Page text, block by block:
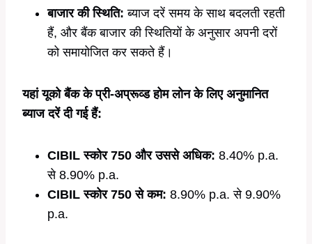
बाजार की स्थिति: ब्याज दरें समय के साथ बदलती रहती
हैं, और बैंक बाजार की स्थितियों के अनुसार अपनी दरों
को समायोजित कर सकते हैं।
यहां यूको बैंक के प्री-अप्रूव्ड होम लोन के लिए अनुमानित
ब्याज दरें दी गई हैं:
CIBIL स्कोर 750 और उससे अधिक: 8.40% p.a.
से 8.90% p.a.
CIBIL स्कोर 750 से कम: 8.90% p.a. से 9.90%
p.a.